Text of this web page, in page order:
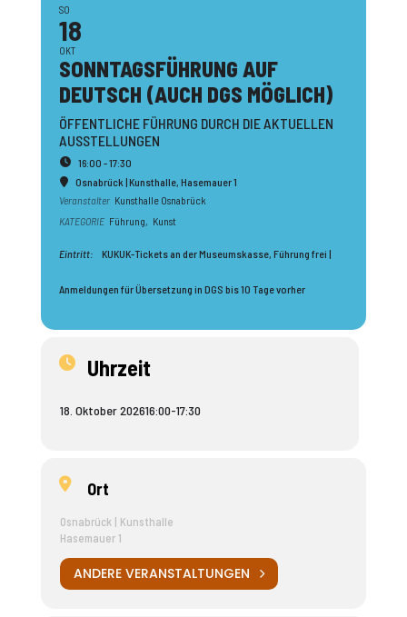
SO
18
OKT
SONNTAGS­FÜHRUNG AUF
DEUTSCH (AUCH DGS MÖGLICH)
ÖFFENTLICHE FÜHRUNG DURCH DIE AKTUELLEN
AUSSTELLUNGEN
16:00 - 17:30
Osnabrück | Kunsthalle, Hasemauer 1
Veranstalter Kunsthalle Osnabrück
KATEGORIE Führung, Kunst
Eintritt: KUKUK-Tickets an der Museumskasse, Führung frei |
Anmeldungen für Übersetzung in DGS bis 10 Tage vorher
Uhrzeit
18. Oktober 202616:00-17:30
Ort
Osnabrück | Kunsthalle
Hasemauer 1
ANDERE VERANSTALTUNGEN